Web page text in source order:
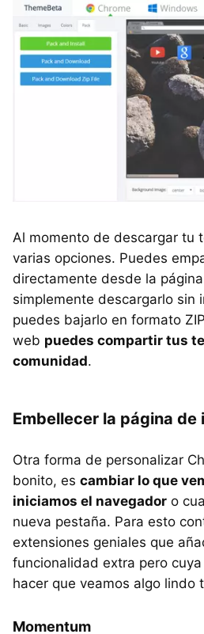
Al momento de descargar tu
varias opciones. Puedes
directamente desde la
simplemente descargarlo sin
puedes bajarlo en formato
web puedes compartir tus
comunidad.
Embellecer la página de
Otra forma de personalizar
bonito, es cambiar lo que
iniciamos el navegador o
nueva pestaña. Para esto
extensiones geniales que
funcionalidad extra pero
hacer que veamos algo lindo
Momentum